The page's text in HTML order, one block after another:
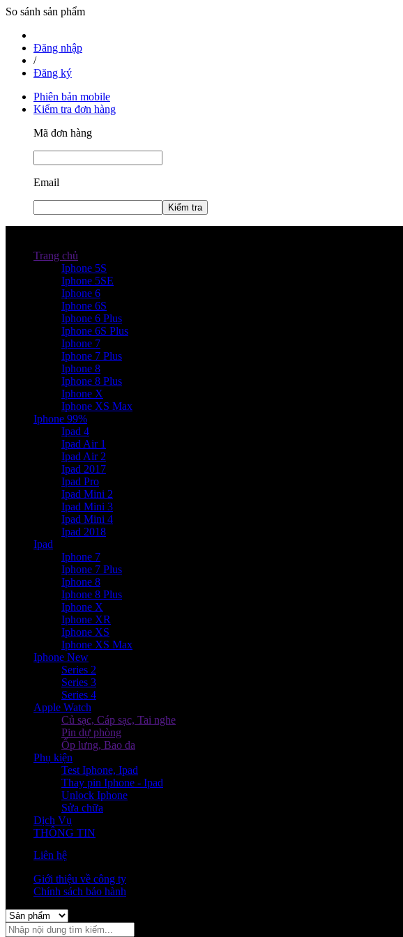
So sánh sản phẩm
Đăng nhập
/
Đăng ký
Phiên bản mobile
Kiểm tra đơn hàng
Mã đơn hàng
Email
Kiểm tra
Trang chủ
Iphone 5S
Iphone 5SE
Iphone 6
Iphone 6S
Iphone 6 Plus
Iphone 6S Plus
Iphone 7
Iphone 7 Plus
Iphone 8
Iphone 8 Plus
Iphone X
Iphone XS Max
Iphone 99%
Ipad 4
Ipad Air 1
Ipad Air 2
Ipad 2017
Ipad Pro
Ipad Mini 2
Ipad Mini 3
Ipad Mini 4
Ipad 2018
Ipad
Iphone 7
Iphone 7 Plus
Iphone 8
Iphone 8 Plus
Iphone X
Iphone XR
Iphone XS
Iphone XS Max
Iphone New
Series 2
Series 3
Series 4
Apple Watch
Củ sạc, Cáp sạc, Tai nghe
Pin dự phòng
Ốp lưng, Bao da
Phụ kiện
Test Iphone, Ipad
Thay pin Iphone - Ipad
Unlock Iphone
Sửa chữa
Dịch Vụ
THÔNG TIN
Liên hệ
Giới thiệu về công ty
Chính sách bảo hành